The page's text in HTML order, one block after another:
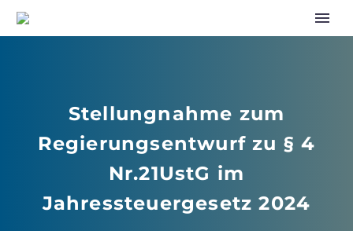
Stellungnahme zum
Regierungsentwurf zu § 4
Nr.21UstG im
Jahressteuergesetz 2024